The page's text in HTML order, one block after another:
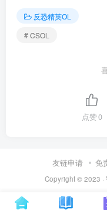
反恐精英OL
# CSOL
点赞0
友链申请 免
Copyright © 2023 ·